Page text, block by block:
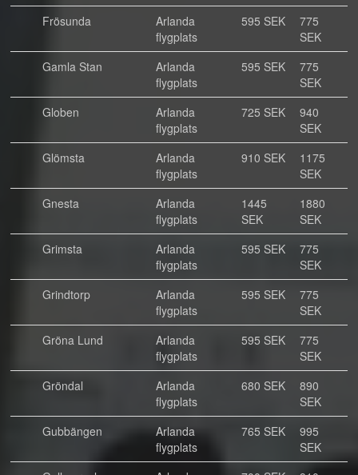
Frösunda
Arlanda
flygplats
595 SEK
775
SEK
Gamla Stan
Arlanda
flygplats
595 SEK
775
SEK
Globen
Arlanda
flygplats
725 SEK
940
SEK
Glömsta
Arlanda
flygplats
910 SEK
1175
SEK
Gnesta
Arlanda
flygplats
1445
SEK
1880
SEK
Grimsta
Arlanda
flygplats
595 SEK
775
SEK
Grindtorp
Arlanda
flygplats
595 SEK
775
SEK
Gröna Lund
Arlanda
flygplats
595 SEK
775
SEK
Gröndal
Arlanda
flygplats
680 SEK
890
SEK
Gubbängen
Arlanda
flygplats
765 SEK
995
SEK